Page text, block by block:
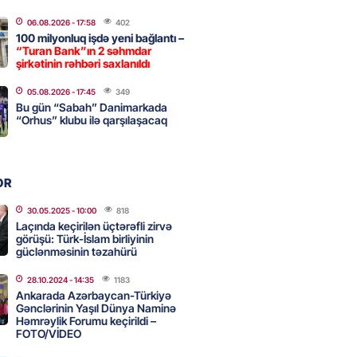
- 10:22 338
nişanında mediaya hücum
VİDEO
- 09:11 176
cərrahiyyə təhlükəsi:
Hospital”da sertifikatsız
06.08.2026- 17:58 402
100 milyonluq işdə yeni bağlantı –
“Turan Bank”ın 2 səhmdar
şirkətinin rəhbəri saxlanıldı
05.08.2026- 17:45 349
Bu gün “Sabah” Danimarkada
“Orhus” klubu ilə qarşılaşacaq
30.05.2025- 10:00 818
Laçında keçirilən üçtərəfli zirvə
görüşü: Türk-İslam birliyinin
güclənməsinin təzahürü
28.10.2024- 14:35 1183
Ankarada Azərbaycan-Türkiyə
Gənclərinin Yaşıl Dünya Naminə
Həmrəylik Forumu keçirildi –
FOTO/VİDEO